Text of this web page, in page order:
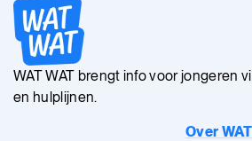
WAT WAT brengt info voor jongeren
en hulplijnen.
Over